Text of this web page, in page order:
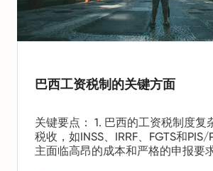
巴西工资税制的关键方面
关键要点： 1. 巴西的工资税制度复杂，涉及多种
税收，如INSS、IRRF、FGTS和PIS/
主面临高昂的成本和严格的申报要